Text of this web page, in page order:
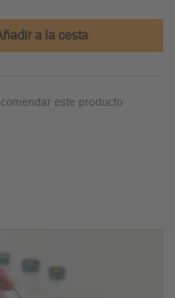
a la cesta
este producto